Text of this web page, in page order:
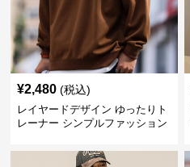
¥2,480 (税込)
レイヤードデザイン ゆったりト
レーナー シンプルファッション